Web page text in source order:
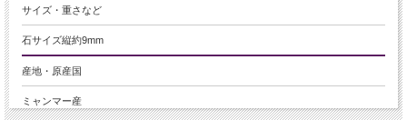
サイズ・重さなど
石サイズ縦約9mm
産地・原産国
ミャンマー産